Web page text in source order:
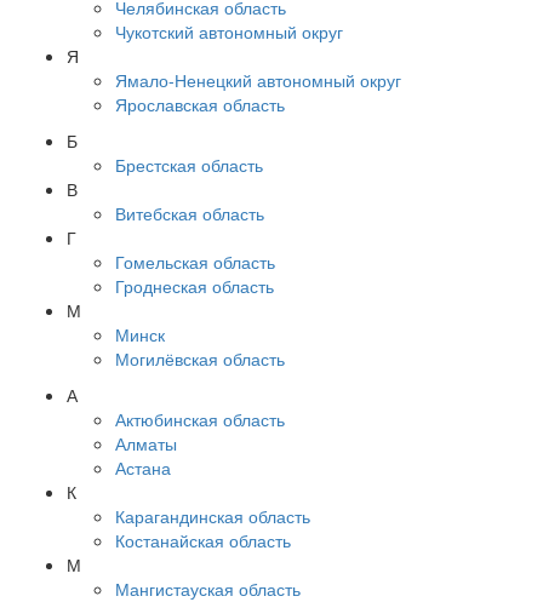
Челябинская область
Чукотский автономный округ
Я
Ямало-Ненецкий автономный округ
Ярославская область
Б
Брестская область
В
Витебская область
Г
Гомельская область
Гроднеская область
М
Минск
Могилёвская область
А
Актюбинская область
Алматы
Астана
К
Карагандинская область
Костанайская область
М
Мангистауская область